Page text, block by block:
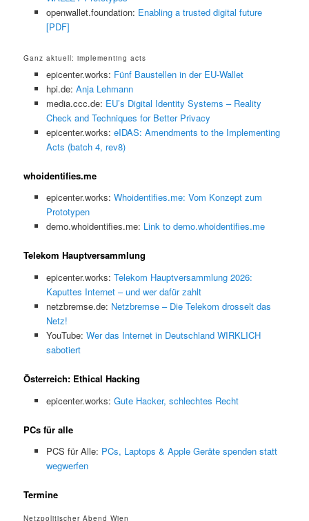
openwallet.foundation: Enabling a trusted digital future
[PDF]
Ganz aktuell: implementing acts
epicenter.works: Fünf Baustellen in der EU-Wallet
hpi.de: Anja Lehmann
media.ccc.de: EU’s Digital Identity Systems – Reality
Check and Techniques for Better Privacy
epicenter.works: eIDAS: Amendments to the Implementing
Acts (batch 4, rev8)
whoidentifies.me
epicenter.works: Whoidentifies.me: Vom Konzept zum
Prototypen
demo.whoidentifies.me: Link to demo.whoidentifies.me
Telekom Hauptversammlung
epicenter.works: Telekom Hauptversammlung 2026:
Kaputtes Internet – und wer dafür zahlt
netzbremse.de: Netzbremse – Die Telekom drosselt das
Netz!
YouTube: Wer das Internet in Deutschland WIRKLICH
sabotiert
Österreich: Ethical Hacking
epicenter.works: Gute Hacker, schlechtes Recht
PCs für alle
PCS für Alle: PCs, Laptops & Apple Geräte spenden statt
wegwerfen
Termine
Netzpolitischer Abend Wien